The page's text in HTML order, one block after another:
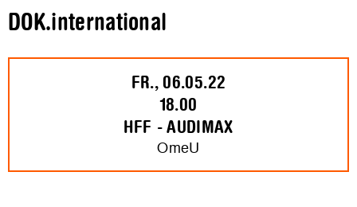
DOK.international
FR., 06.05.22
18.00
HFF - AUDIMAX
OmeU